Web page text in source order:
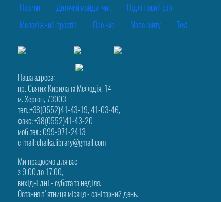
Новини Дитячий майданчик Підлітковий світ
Молодіжний простір Про нас Мапа сайту Test
Наша адреса:
пр. Святих Кирила та Мефодія, 14
м. Херсон, 73003
тел.:+38(0552)41-43-19, 41-03-46,
факс: +38(0552)41-43-20
моб.тел.: 099-971-2413
e-mail: chaika.library@gmail.com
Ми працюємо для вас
з 9.00 до 17.00,
вихідні дні - субота та неділя.
Остання п'ятниця місяця - санітарний день.